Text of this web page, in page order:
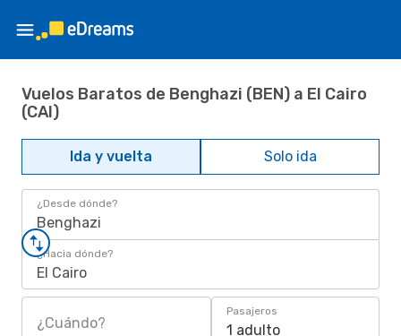
Vuelos Baratos de Benghazi (BEN) a El Cairo
(CAI)
Ida y vuelta Solo ida
¿Desde dónde?
Benghazi
¿Hacia dónde?
El Cairo
¿Cuándo?
Pasajeros
1 adulto